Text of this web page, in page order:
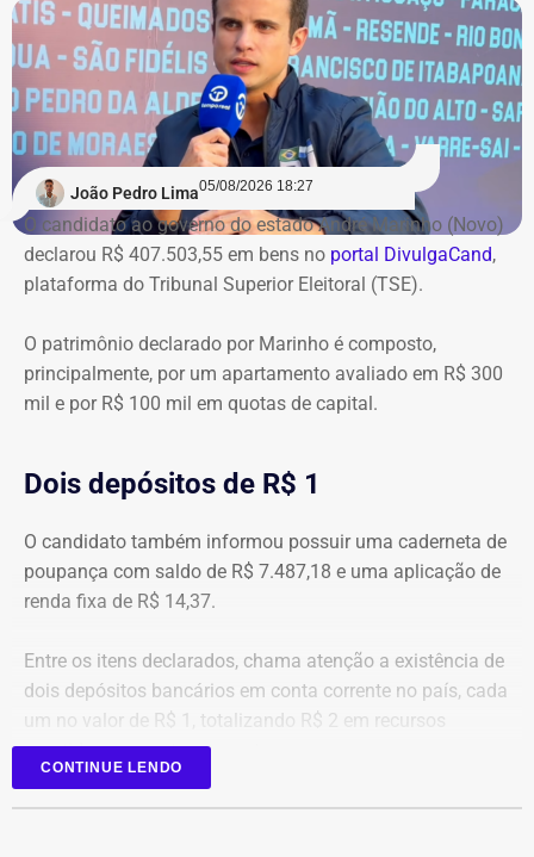
João Pedro Lima05/08/2026 18:27
O candidato ao governo do estado André Marinho (Novo)
declarou R$ 407.503,55 em bens no portal DivulgaCand,
plataforma do Tribunal Superior Eleitoral (TSE).
O patrimônio declarado por Marinho é composto,
principalmente, por um apartamento avaliado em R$ 300
mil e por R$ 100 mil em quotas de capital.
Dois depósitos de R$ 1
O candidato também informou possuir uma caderneta de
poupança com saldo de R$ 7.487,18 e uma aplicação de
renda fixa de R$ 14,37.
Entre os itens declarados, chama atenção a existência de
dois depósitos bancários em conta corrente no país, cada
um no valor de R$ 1, totalizando R$ 2 em recursos
mantidos em contas correntes.
A tenente-coronel da Polícia Militar Erigreyce Monteiro
CONTINUE LENDO